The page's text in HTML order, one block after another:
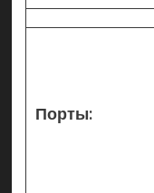
Порты: